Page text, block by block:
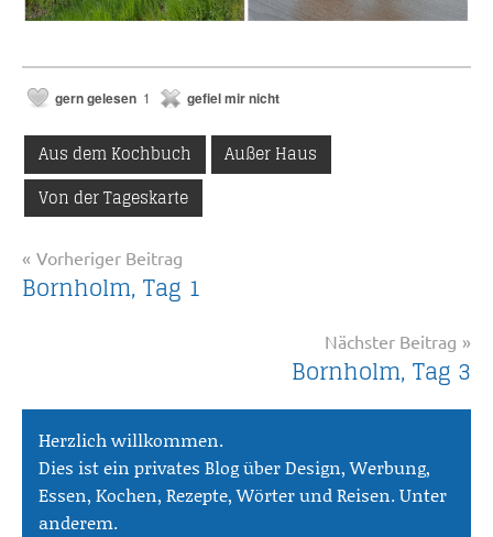
gern gelesen 1 gefiel mir nicht
Aus dem Kochbuch
Außer Haus
Von der Tageskarte
Beitragsnavigation
Vorheriger Beitrag
Bornholm, Tag 1
Nächster Beitrag
Bornholm, Tag 3
Herzlich willkommen.
Dies ist ein privates Blog über Design, Werbung,
Essen, Kochen, Rezepte, Wörter und Reisen. Unter
anderem.